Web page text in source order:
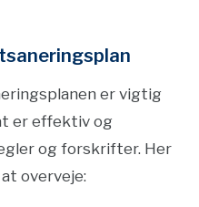
er vigtig
er effektiv og
og forskrifter. Her
overveje: